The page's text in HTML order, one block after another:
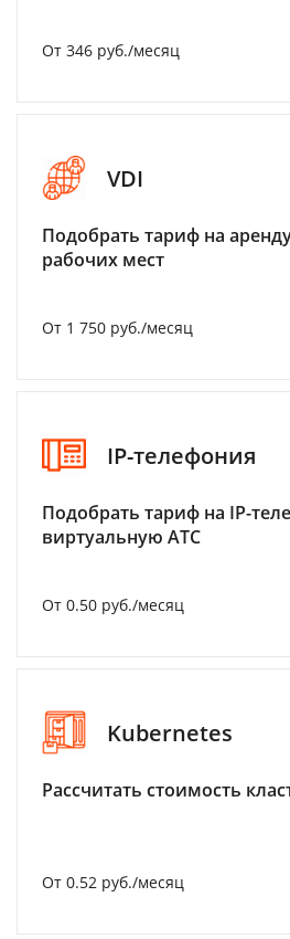
От 346 руб./месяц
VDI
Подобрать тариф на
рабочих мест
От 1 750 руб./месяц
IP-телефония
Подобрать тариф на IP-
виртуальную АТС
От 0.50 руб./месяц
Kubernetes
Рассчитать стоимость
От 0.52 руб./месяц